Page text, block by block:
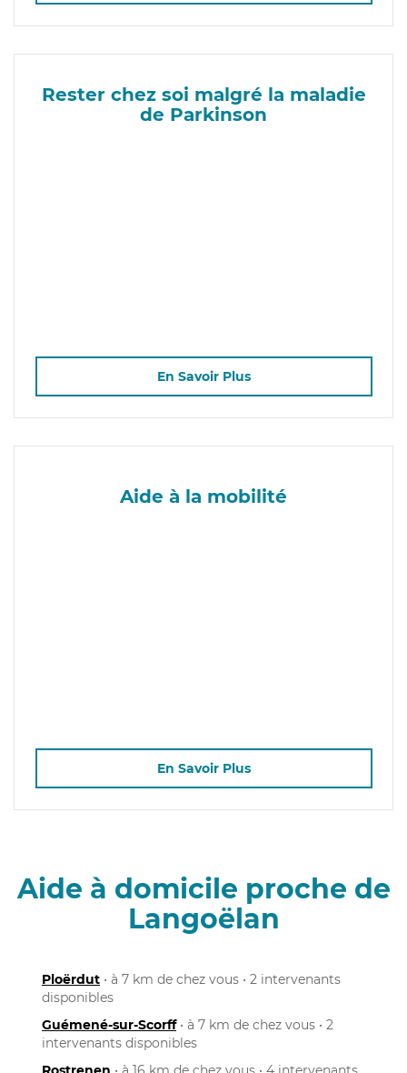
Rester chez soi malgré la maladie
de Parkinson
En Savoir Plus
Aide à la mobilité
En Savoir Plus
Aide à domicile proche de
Langoëlan
Ploërdut • à 7 km de chez vous • 2 intervenants
disponibles
Guémené-sur-Scorff• à 7 km de chez vous • 2
intervenants disponibles